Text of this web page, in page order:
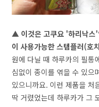
▲ 이것은 고쿠요 '하리낙스'
이 사용가능한 스템플러(호
원에 다닐 때 하루카의 필통
심없이 종이를 엮을 수 있으
있으니까요. 이런 제품을 처
딱 거렸었는데 하루카가 그